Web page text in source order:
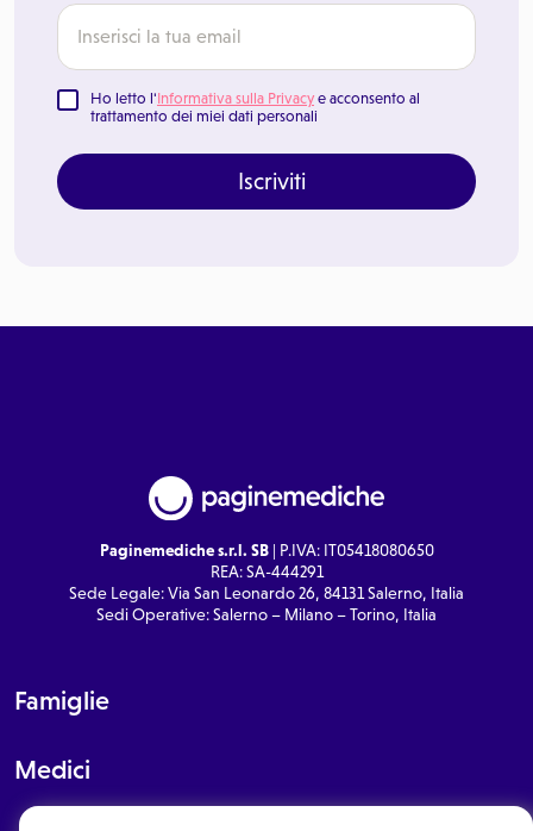
Ho letto l'Informativa sulla Privacy e acconsento al
trattamento dei miei dati personali
Iscriviti
Paginemediche s.r.l. SB| P.IVA: IT05418080650
REA: SA-444291
Sede Legale: Via San Leonardo 26, 84131 Salerno, Italia
Sedi Operative: Salerno – Milano – Torino, Italia
Famiglie
Medici